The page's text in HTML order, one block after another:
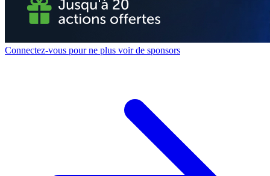
Connectez-vous pour ne plus voir de sponsors